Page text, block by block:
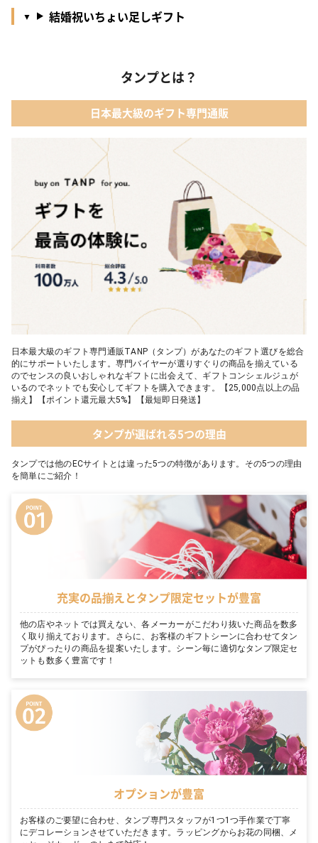
結婚祝いちょい足しギフト
タンプとは？
日本最大級のギフト専門通販
日本最大級のギフト専門通販TANP（タンプ）があなたのギフト選びを総合
的にサポートいたします。専門バイヤーが選りすぐりの商品を揃えている
のでセンスの良いおしゃれなギフトに出会えて、ギフトコンシェルジュが
いるのでネットでも安心してギフトを購入できます。【25,000点以上の品
揃え】【ポイント還元最大5%】【最短即日発送】
タンプが選ばれる5つの理由
タンプでは他のECサイトとは違った5つの特徴があります。その5つの理由
を簡単にご紹介！
充実の品揃えとタンプ限定セットが豊富
他の店やネットでは買えない、各メーカーがこだわり抜いた商品を数多
く取り揃えております。さらに、お客様のギフトシーンに合わせてタン
プがぴったりの商品を提案いたします。シーン毎に適切なタンプ限定セ
ットも数多く豊富です！
オプションが豊富
お客様のご要望に合わせ、タンプ専門スタッフが1つ1つ手作業で丁寧
にデコレーションさせていただきます。ラッピングからお花の同梱、メ